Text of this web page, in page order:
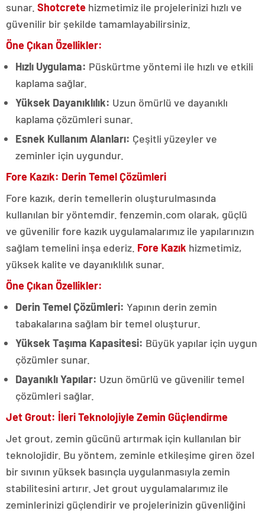
sunar. Shotcrete hizmetimiz ile projelerinizi hızlı ve
güvenilir bir şekilde tamamlayabilirsiniz.
Öne Çıkan Özellikler:
Hızlı Uygulama: Püskürtme yöntemi ile hızlı ve etkili
kaplama sağlar.
Yüksek Dayanıklılık: Uzun ömürlü ve dayanıklı
kaplama çözümleri sunar.
Esnek Kullanım Alanları: Çeşitli yüzeyler ve
zeminler için uygundur.
Fore Kazık: Derin Temel Çözümleri
Fore kazık, derin temellerin oluşturulmasında
kullanılan bir yöntemdir. fenzemin.com olarak, güçlü
ve güvenilir fore kazık uygulamalarımız ile yapılarınızın
sağlam temelini inşa ederiz. Fore Kazık hizmetimiz,
yüksek kalite ve dayanıklılık sunar.
Öne Çıkan Özellikler:
Derin Temel Çözümleri: Yapının derin zemin
tabakalarına sağlam bir temel oluşturur.
Yüksek Taşıma Kapasitesi: Büyük yapılar için uygun
çözümler sunar.
Dayanıklı Yapılar: Uzun ömürlü ve güvenilir temel
çözümleri sağlar.
Jet Grout: İleri Teknolojiyle Zemin Güçlendirme
Jet grout, zemin gücünü artırmak için kullanılan bir
teknolojidir. Bu yöntem, zeminle etkileşime giren özel
bir sıvının yüksek basınçla uygulanmasıyla zemin
stabilitesini artırır. Jet grout uygulamalarımız ile
zeminlerinizi güçlendirir ve projelerinizin güvenliğini